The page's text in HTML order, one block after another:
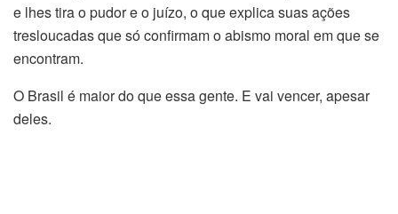
e lhes tira o pudor e o juízo, o que explica suas ações
tresloucadas que só confirmam o abismo moral em que se
encontram.
O Brasil é maior do que essa gente. E vai vencer, apesar
deles.